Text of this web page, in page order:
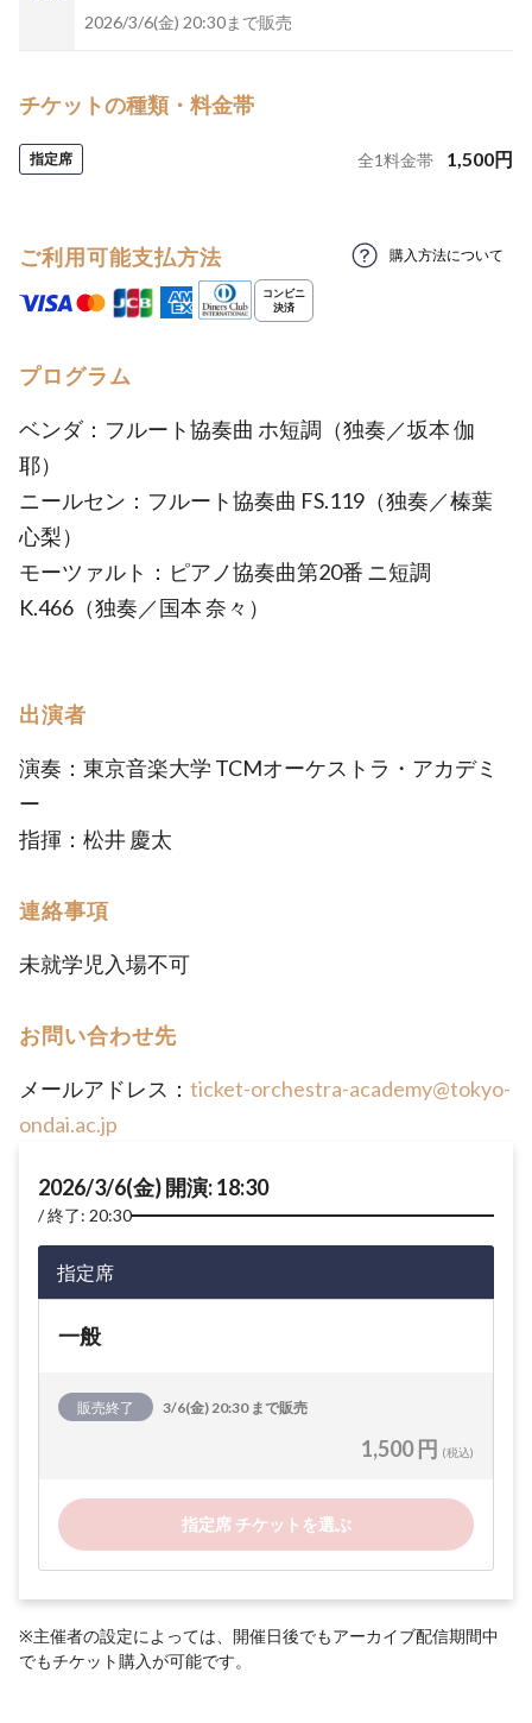
2026/3/6(金) 20:30まで販売
チケットの種類・料金帯
指定席 全1料金帯 1,500円
ご利用可能支払方法 購入方法について
プログラム
ベンダ：フルート協奏曲 ホ短調（独奏／坂本 伽
耶）
ニールセン：フルート協奏曲 FS.119（独奏／榛葉
心梨）
モーツァルト：ピアノ協奏曲第20番 ニ短調
K.466（独奏／国本 奈々）
出演者
演奏：東京音楽大学 TCMオーケストラ・アカデミ
ー
指揮：松井 慶太
連絡事項
未就学児入場不可
お問い合わせ先
メールアドレス： ticket-orchestra-academy@tokyo-
ondai.ac.jp
2026/3/6(金) 開演: 18:30
終了: 20:30
指定席
一般
販売終了 3/6(金) 20:30 まで販売
1,500 円 (税込)
指定席 チケットを選ぶ
※主催者の設定によっては、開催日後でもアーカイブ配信期間中
でもチケット購入が可能です。